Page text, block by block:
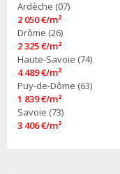
Ardèche (07)
2 050 €/m²
Drôme (26)
2 325 €/m²
Haute-Savoie (74)
4 489 €/m²
Puy-de-Dôme (63)
1 839 €/m²
Savoie (73)
3 406 €/m²